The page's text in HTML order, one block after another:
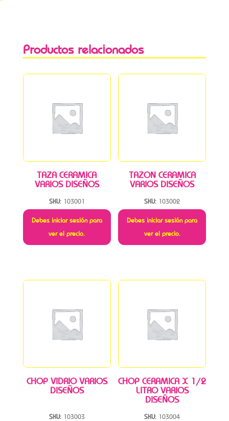
Productos relacionados
TAZA CERAMICA
VARIOS DISEÑOS
SKU: 103001
Debes iniciar sesión para
ver el precio.
TAZON CERAMICA
VARIOS DISEÑOS
SKU: 103002
Debes iniciar sesión para
ver el precio.
CHOP VIDRIO VARIOS
DISEÑOS
SKU: 103003
CHOP CERAMICA X 1/2
LITRO VARIOS
DISEÑOS
SKU: 103004